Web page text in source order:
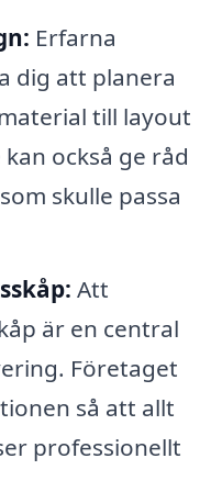
Erfarna
dig att planera
till layout
också ge råd
skulle passa
Att
är en central
Företaget
så att allt
professionellt